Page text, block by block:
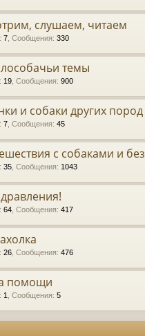
слушаем, читаем
: 7 Сообщения: 330
темы
: 19 Сообщения: 900
и собаки других пород
: 7 Сообщения: 45
с собаками и без
: 35 Сообщения: 1043
: 64 Сообщения: 417
: 26 Сообщения: 476
помощи
: 1 Сообщения: 5